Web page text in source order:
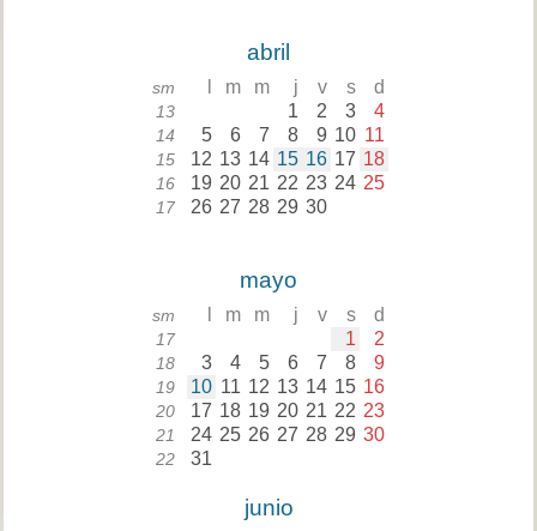
abril
sm m m j v s d
13 1 2 3 4
14 5 6 7 8 9 10 11
15 12 13 14 15 16 17 18
16 19 20 21 22 23 24 25
17 26 27 28 29 30
mayo
sm m m j v s d
17 1 2
18 3 4 5 6 7 8 9
19 10 11 12 13 14 15 16
20 17 18 19 20 21 22 23
21 24 25 26 27 28 29 30
22 31
junio